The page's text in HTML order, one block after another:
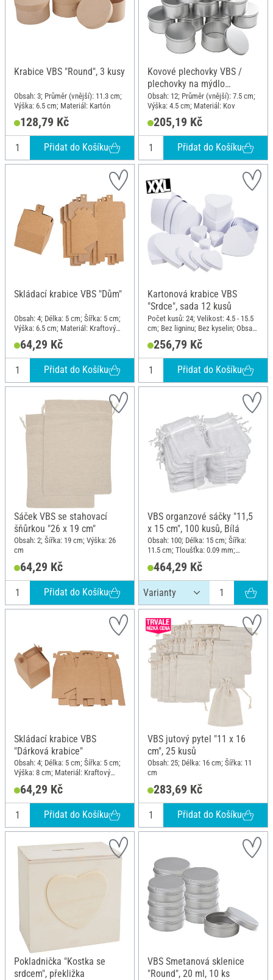
Krabice VBS "Round", 3 kusy
Obsah: 3; Průměr (vnější): 11.3 cm;
Výška: 6.5 cm; Materiál: Kartón
128,79 Kč
Přidat do Košíku
Kovové plechovky VBS /
plechovky na mýdlo
"Kulaté", 12 kusů
Obsah: 12; Průměr (vnější): 7.5 cm;
Výška: 4.5 cm; Materiál: Kov
205,19 Kč
Přidat do Košíku
Skládací krabice VBS "Dům"
Obsah: 4; Délka: 5 cm; Šířka: 5 cm;
Výška: 6.5 cm; Materiál: Kraftový
64,29 Kč
Přidat do Košíku
Kartonová krabice VBS
"Srdce", sada 12 kusů
Počet kusů: 24; Velikost: 4.5 - 15.5
cm; Bez ligninu; Bez kyselin; Obsah:
12; Materiál: Kartón
256,79 Kč
Přidat do Košíku
Sáček VBS se stahovací
šňůrkou "26 x 19 cm"
Obsah: 2; Šířka: 19 cm; Výška: 26
cm
64,29 Kč
Přidat do Košíku
VBS organzové sáčky "11,5
x 15 cm", 100 kusů, Bílá
Obsah: 100; Délka: 15 cm; Šířka:
11.5 cm; Tloušťka: 0.09 mm;
Materiál: Polyester (PES)
464,29 Kč
Skládací krabice VBS
"Dárková krabice"
Obsah: 4; Délka: 5 cm; Šířka: 5 cm;
Výška: 8 cm; Materiál: Kraftový
64,29 Kč
Přidat do Košíku
VBS jutový pytel "11 x 16
cm", 25 kusů
Obsah: 25; Délka: 16 cm; Šířka: 11
cm
283,69 Kč
Přidat do Košíku
Pokladnička "Kostka se
srdcem", překližka
VBS Smetanová sklenice
"Round", 20 ml, 10 ks